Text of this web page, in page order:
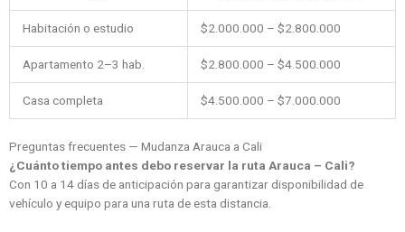
Habitación o estudio $2.000.000 – $2.800.000
Apartamento 2–3 hab. $2.800.000 – $4.500.000
Casa completa $4.500.000 – $7.000.000
Preguntas frecuentes — Mudanza Arauca a Cali
¿Cuánto tiempo antes debo reservar la ruta Arauca – Cali?
Con 10 a 14 días de anticipación para garantizar disponibilidad de
vehículo y equipo para una ruta de esta distancia.